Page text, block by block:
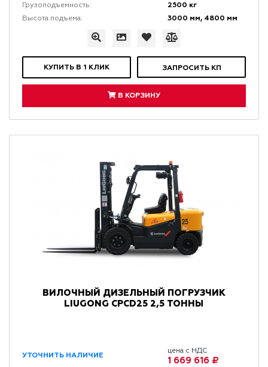
Грузоподъемность: 2500 кг
Высота подъема: 3000 мм, 4800 мм
КУПИТЬ В 1 КЛИК ЗАПРОСИТЬ КП
В КОРЗИНУ
ВИЛОЧНЫЙ ДИЗЕЛЬНЫЙ ПОГРУЗЧИК
LIUGONG CPCD25 2,5 ТОННЫ
УТОЧНИТЬ НАЛИЧИЕ
цена с НДС
1 669 616 ₽